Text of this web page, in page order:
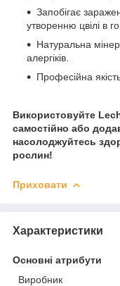
Запобігає
утворенню цвілі в
Натуральна
алергіків.
Професійна
Використовуйте
самостійно або
насолоджуйтесь
рослин!
Приховати
Характеристики
Основні атрибути
Виробник